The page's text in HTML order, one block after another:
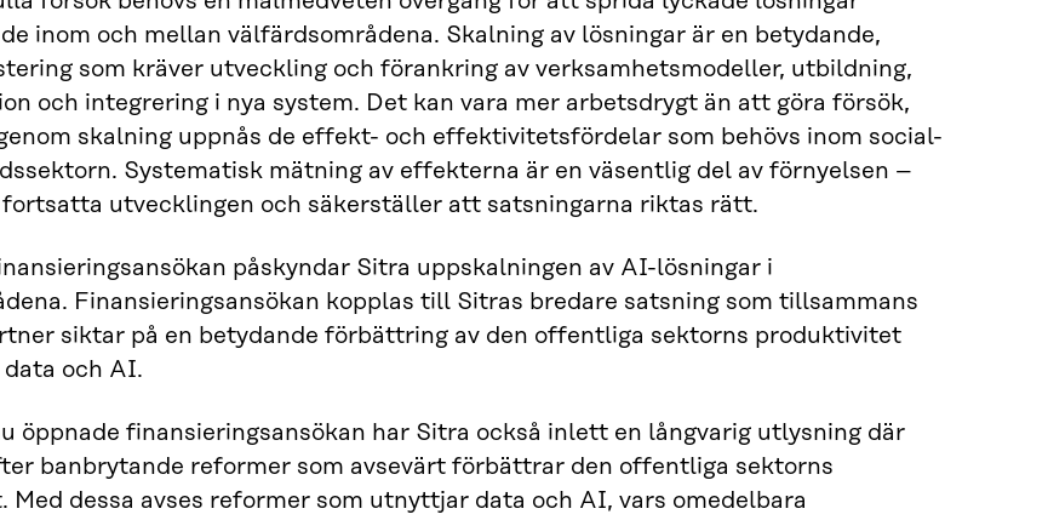
inom och mellan välfärdsområdena. Skalning av lösningar är en betydande,
som kräver utveckling och förankring av verksamhetsmodeller, utbildning,
och integrering i nya system. Det kan vara mer arbetsdrygt än att göra försök,
skalning uppnås de effekt- och effektivitetsfördelar som behövs inom social-
Systematisk mätning av effekterna är en väsentlig del av förnyelsen –
utvecklingen och säkerställer att satsningarna riktas rätt.
påskyndar Sitra uppskalningen av AI-lösningar i
Finansieringsansökan kopplas till Sitras bredare satsning som tillsammans
siktar på en betydande förbättring av den offentliga sektorns produktivitet
och AI.
öppnade finansieringsansökan har Sitra också inlett en långvarig utlysning där
banbrytande reformer som avsevärt förbättrar den offentliga sektorns
Med dessa avses reformer som utnyttjar data och AI, vars omedelbara